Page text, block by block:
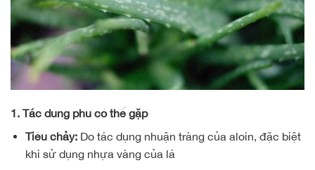
1. Tác dụng phụ có thể gặp
Tiêu chảy:Do tác dụng nhuận tràng của aloin, đặc biệt
khi sử dụng nhựa vàng của lá